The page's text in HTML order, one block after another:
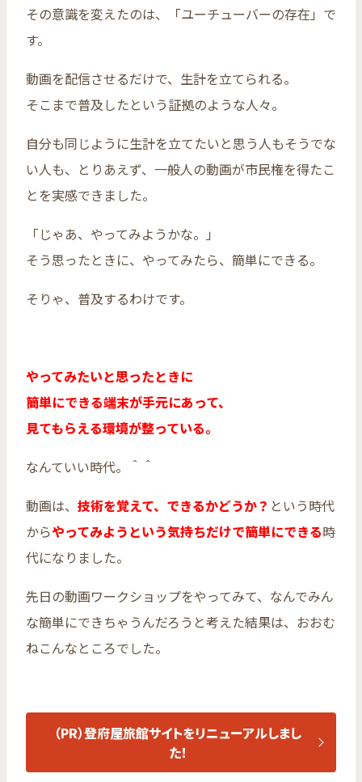
その意識を変えたのは、「ユーチューバーの存在」で
す。
動画を配信させるだけで、生計を立てられる。
そこまで普及したという証拠のような人々。
自分も同じように生計を立てたいと思う人もそうでな
い人も、とりあえず、一般人の動画が市民権を得たこ
とを実感できました。
「じゃあ、やってみようかな。」
そう思ったときに、やってみたら、簡単にできる。
そりゃ、普及するわけです。
やってみたいと思ったときに
簡単にできる端末が手元にあって、
見てもらえる環境が整っている。
なんていい時代。＾＾
動画は、 技術を覚えて、できるかどうか？ という時代
からやってみようという気持ちだけで簡単にできる時
代になりました。
先日の動画ワークショップをやってみて、なんでみん
な簡単にできちゃうんだろうと考えた結果は、おおむ
ねこんなところでした。
（PR）登府屋旅館サイトをリニューアルしまし
た！